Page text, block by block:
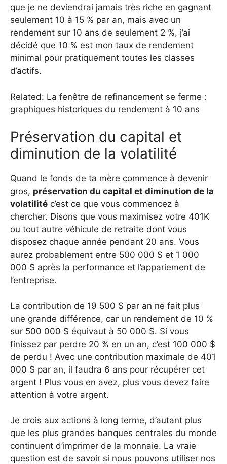
que je ne deviendrai jamais très riche en gagnant
seulement 10 à 15 % par an, mais avec un
rendement sur 10 ans de seulement 2 %, j’ai
décidé que 10 % est mon taux de rendement
minimal pour pratiquement toutes les classes
d’actifs.
Related: La fenêtre de refinancement se ferme :
graphiques historiques du rendement à 10 ans
Préservation du capital et
diminution de la volatilité
Quand le fonds de ta mère commence à devenir
gros, préservation du capital et diminution de la
volatilité c’est ce que vous commencez à
chercher. Disons que vous maximisez votre 401K
ou tout autre véhicule de retraite dont vous
disposez chaque année pendant 20 ans. Vous
aurez probablement entre 500 000 $ et 1 000
000 $ après la performance et l’appariement de
l’entreprise.
La contribution de 19 500 $ par an ne fait plus
une grande différence, car un rendement de 10 %
sur 500 000 $ équivaut à 50 000 $. Si vous
finissez par perdre 20 % en un an, c’est 100 000 $
de perdu ! Avec une contribution maximale de 401
000 $ par an, il faudra 6 ans pour récupérer cet
argent ! Plus vous en avez, plus vous devez faire
attention à votre argent.
Je crois aux actions à long terme, d’autant plus
que les plus grandes banques centrales du monde
continuent d’imprimer de la monnaie. La vraie
question est de savoir si nous pouvons utiliser nos